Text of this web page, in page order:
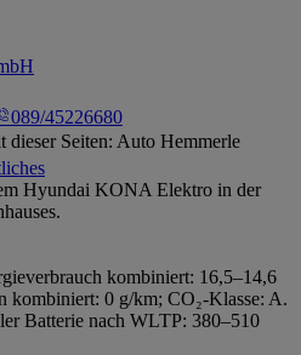
089/45226680
Seiten: Auto Hemmerle
kombiniert: 16,5–14,6
kombiniert: 0 g/km; CO₂-Klasse: A.
Batterie nach WLTP: 380–510